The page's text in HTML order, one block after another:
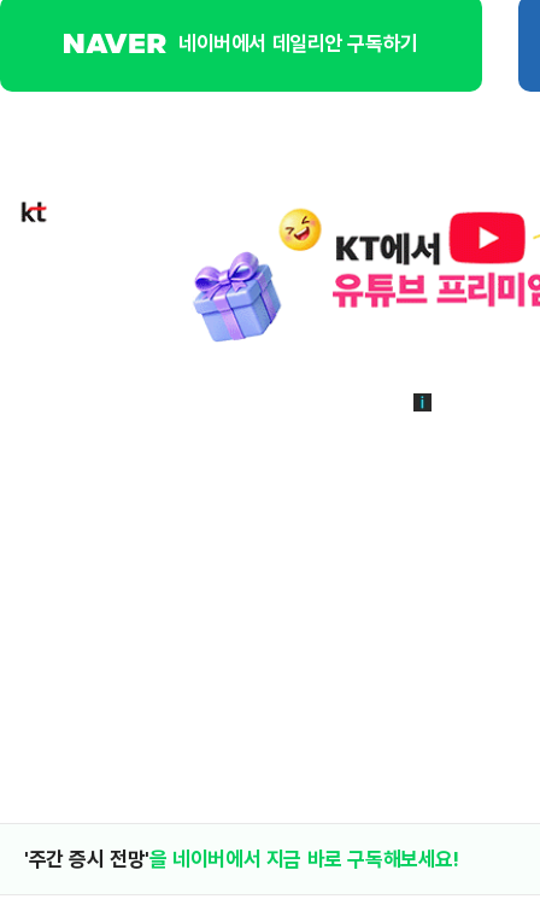
네이버에서 데일리안 구독하기
'주간 증시 전망'을 네이버에서 지금 바로 구독해보세요!